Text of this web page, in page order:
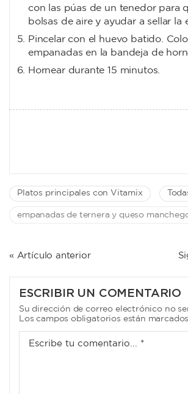
con las púas de un tenedor para
bolsas de aire y ayudar a sellar la
Pincelar con el huevo batido.
empanadas en la bandeja de
Hornear durante 15 minutos.
Platos principales con Vitamix
empanadas de ternera y queso
NAVEGACIÓN
ENTRADAS
« Artículo anterior
ESCRIBIR UN COMENTARIO
Su dirección de correo electrónico no
Los campos obligatorios están